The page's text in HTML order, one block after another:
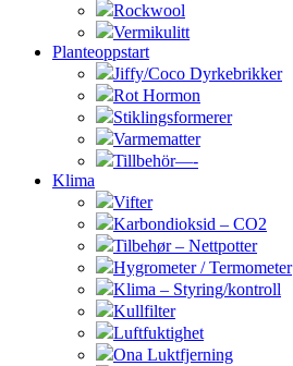
Rockwool
Vermikulitt
Planteoppstart
Jiffy/Coco Dyrkebrikker
Rot Hormon
Stiklingsformerer
Varmematter
Tillbehör—-
Klima
Vifter
Karbondioksid – CO2
Tilbehør – Nettpotter
Hygrometer / Termometer
Klima – Styring/kontroll
Kullfilter
Luftfuktighet
Ona Luktfjerning